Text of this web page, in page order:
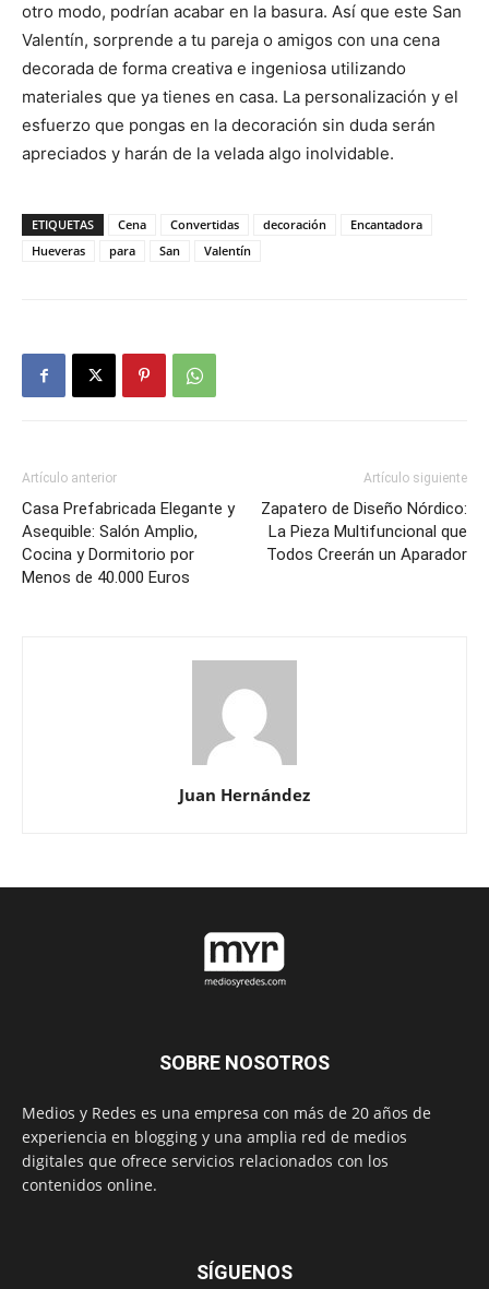
otro modo, podrían acabar en la basura. Así que este San
Valentín, sorprende a tu pareja o amigos con una cena
decorada de forma creativa e ingeniosa utilizando
materiales que ya tienes en casa. La personalización y el
esfuerzo que pongas en la decoración sin duda serán
apreciados y harán de la velada algo inolvidable.
ETIQUETAS Cena Convertidas decoración
Encantadora
Hueveras
para San Valentín
Artículo anterior
Casa Prefabricada Elegante y
Asequible: Salón Amplio,
Cocina y Dormitorio por
Menos de 40.000 Euros
Artículo siguiente
Zapatero de Diseño Nórdico:
La Pieza Multifuncional que
Todos Creerán un Aparador
Juan Hernández
SOBRE NOSOTROS
Medios y Redes es una empresa con más de 20 años de
experiencia en blogging y una amplia red de medios
digitales que ofrece servicios relacionados con los
contenidos online.
SÍGUENOS